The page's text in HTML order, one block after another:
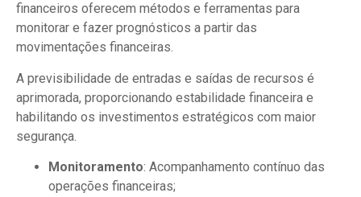
financeiros oferecem métodos e ferramentas para
monitorar e fazer prognósticos a partir das
movimentações financeiras.
A previsibilidade de entradas e saídas de recursos é
aprimorada, proporcionando estabilidade financeira e
habilitando os investimentos estratégicos com maior
segurança.
Monitoramento: Acompanhamento contínuo das
operações financeiras;